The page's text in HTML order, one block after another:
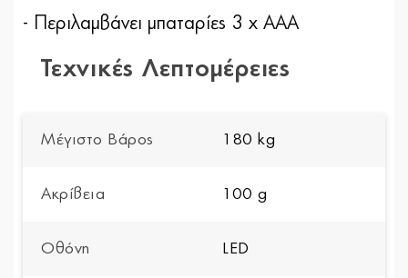
- Περιλαμβάνει μπαταρίες 3 x ΑΑΑ
Τεχνικές Λεπτομέρειες
Μέγιστο Βάρος 180 kg
Ακρίβεια 100 g
Οθόνη LED